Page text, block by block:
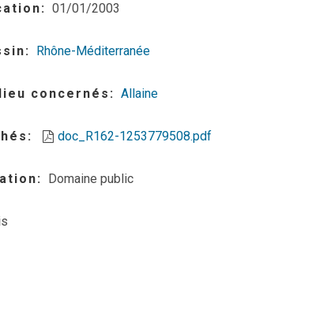
01/01/2003
Rhône-Méditerranée
concernés Allaine
doc_R162-1253779508.pdf
Domaine public